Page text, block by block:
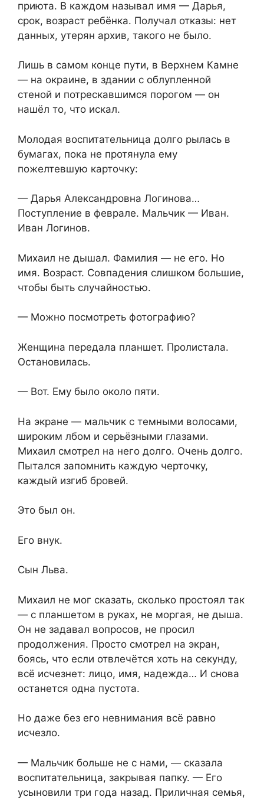
приюта. В каждом называл имя — Дарья,
срок, возраст ребёнка. Получал отказы: нет
данных, утерян архив, такого не было.
Лишь в самом конце пути, в Верхнем Камне
— на окраине, в здании с облупленной
стеной и потрескавшимся порогом — он
нашёл то, что искал.
Молодая воспитательница долго рылась в
бумагах, пока не протянула ему
пожелтевшую карточку:
— Дарья Александровна Логинова…
Поступление в феврале. Мальчик — Иван.
Иван Логинов.
Михаил не дышал. Фамилия — не его. Но
имя. Возраст. Совпадения слишком большие,
чтобы быть случайностью.
— Можно посмотреть фотографию?
Женщина передала планшет. Пролистала.
Остановилась.
— Вот. Ему было около пяти.
На экране — мальчик с темными волосами,
широким лбом и серьёзными глазами.
Михаил смотрел на него долго. Очень долго.
Пытался запомнить каждую черточку,
каждый изгиб бровей.
Это был он.
Его внук.
Сын Льва.
Михаил не мог сказать, сколько простоял так
— с планшетом в руках, не моргая, не дыша.
Он не задавал вопросов, не просил
продолжения. Просто смотрел на экран,
боясь, что если отвлечётся хоть на секунду,
всё исчезнет: лицо, имя, надежда… И снова
останется одна пустота.
Но даже без его невнимания всё равно
исчезло.
— Мальчик больше не с нами, — сказала
воспитательница, закрывая папку. — Его
усыновили три года назад. Приличная семья,